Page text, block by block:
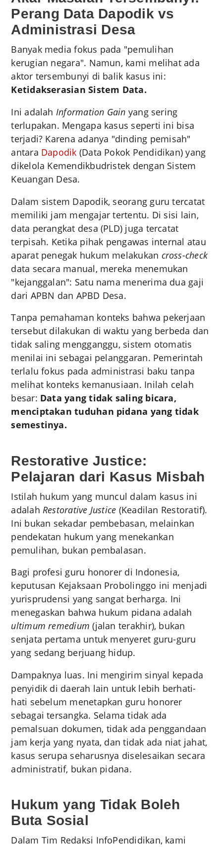
Perang Data Dapodik vs
Administrasi Desa
Banyak media fokus pada "pemulihan
kerugian negara". Namun, kami melihat ada
aktor tersembunyi di balik kasus ini:
Ketidakserasian Sistem Data.
Ini adalah Information Gain yang sering
terlupakan. Mengapa kasus seperti ini bisa
terjadi? Karena adanya "dinding pemisah"
antara Dapodik (Data Pokok Pendidikan) yang
dikelola Kemendikbudristek dengan Sistem
Keuangan Desa.
Dalam sistem Dapodik, seorang guru tercatat
memiliki jam mengajar tertentu. Di sisi lain,
data perangkat desa (PLD) juga tercatat
terpisah. Ketika pihak pengawas internal atau
aparat penegak hukum melakukan cross-check
data secara manual, mereka menemukan
"kejanggalan": Satu nama menerima dua gaji
dari APBN dan APBD Desa.
Tanpa pemahaman konteks bahwa pekerjaan
tersebut dilakukan di waktu yang berbeda dan
tidak saling mengganggu, sistem otomatis
menilai ini sebagai pelanggaran. Pemerintah
terlalu fokus pada administrasi baku tanpa
melihat konteks kemanusiaan. Inilah celah
besar: Data yang tidak saling bicara,
menciptakan tuduhan pidana yang tidak
semestinya.
Restorative Justice:
Pelajaran dari Kasus Misbah
Istilah hukum yang muncul dalam kasus ini
adalah Restorative Justice (Keadilan Restoratif).
Ini bukan sekadar pembebasan, melainkan
pendekatan hukum yang menekankan
pemulihan, bukan pembalasan.
Bagi profesi guru honorer di Indonesia,
keputusan Kejaksaan Probolinggo ini menjadi
yurisprudensi yang sangat berharga. Ini
menegaskan bahwa hukum pidana adalah
ultimum remedium (jalan terakhir), bukan
senjata pertama untuk menyeret guru-guru
yang sedang berjuang hidup.
Dampaknya luas. Ini mengirim sinyal kepada
penyidik di daerah lain untuk lebih berhati-
hati sebelum menetapkan guru honorer
sebagai tersangka. Selama tidak ada
pemalsuan dokumen, tidak ada penggandaan
jam kerja yang nyata, dan tidak ada niat jahat,
kasus serupa seharusnya diselesaikan secara
administratif, bukan pidana.
Hukum yang Tidak Boleh
Buta Sosial
Dalam Tim Redaksi InfoPendidikan, kami